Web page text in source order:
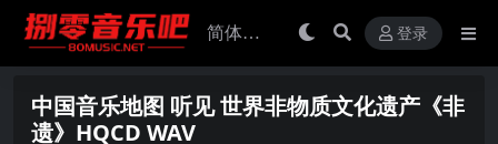
登录
中国音乐地图 听见 世界非物质文化遗产《非
遗》HQCD WAV